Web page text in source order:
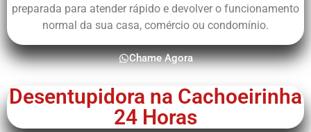
preparada para atender rápido e devolver o funcionamento
normal da sua casa, comércio ou condomínio.
Chame Agora
Desentupidora na Cachoeirinha
24 Horas